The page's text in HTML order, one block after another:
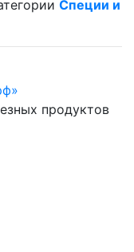
Специи и
продуктов